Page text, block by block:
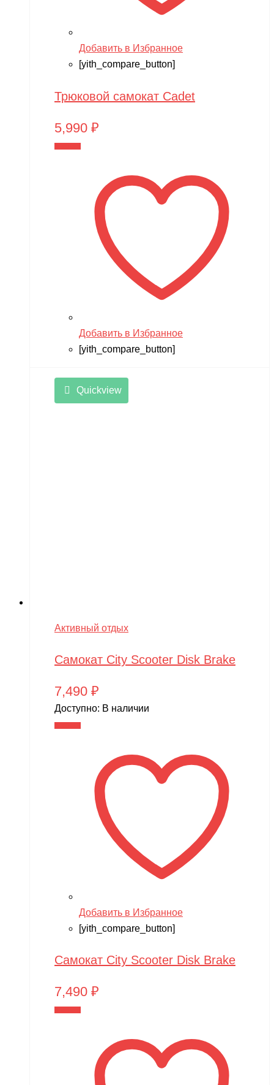
Добавить в Избранное
[yith_compare_button]
Трюковой самокат Cadet
5,990 ₽
Добавить в Избранное
[yith_compare_button]
Quickview
Активный отдых
Самокат City Scooter Disk Brake
7,490 ₽
Доступно: В наличии
Добавить в Избранное
[yith_compare_button]
Самокат City Scooter Disk Brake
7,490 ₽